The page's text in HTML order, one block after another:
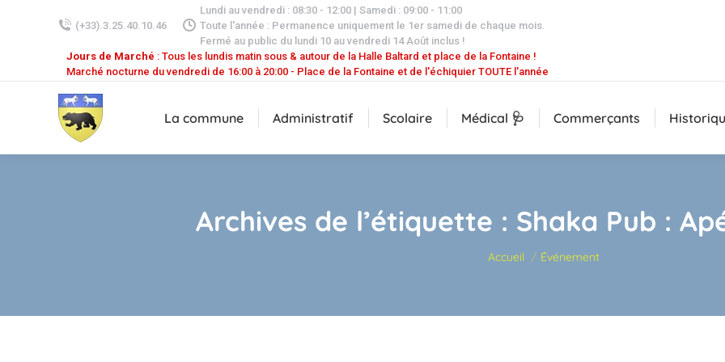
(+33).3.25.40.10.46
Lundi au vendredi : 08:30 - 12:00 | Samedi : 09:00 - 11:00
Toute l'année : Permanence uniquement le 1er samedi de chaque mois.
Fermé au public du lundi 10 au vendredi 14 Août inclus !
Jours de Marché : Tous les lundis matin sous & autour de la Halle Baltard et place de la Fontaine !
Marché nocturne du vendredi de 16:00 à 20:00 - Place de la Fontaine et de l'échiquier TOUTE l'année
La commune Administratif Scolaire Médical 🩺 Commerçants
Archives de l’étiquette : Shaka Pub :
Vous êtes ici :
Accueil Événement